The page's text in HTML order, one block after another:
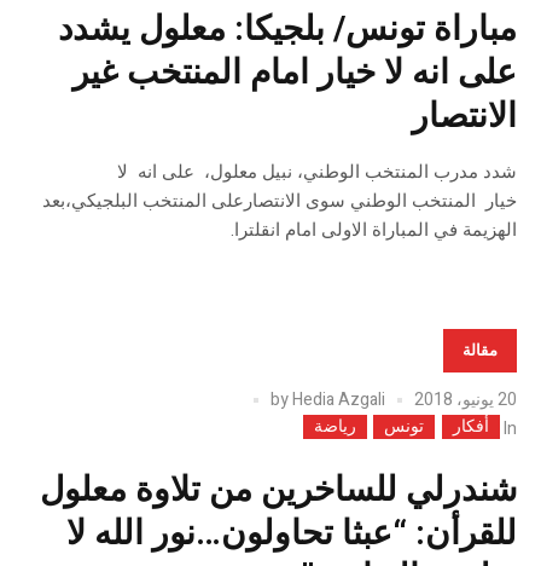
مباراة تونس/ بلجيكا: معلول يشدد
على انه لا خيار امام المنتخب غير
الانتصار
شدد مدرب المنتخب الوطني، نبيل معلول، على انه لا
خيار المنتخب الوطني سوى الانتصارعلى المنتخب البلجيكي،بعد
الهزيمة في المباراة الاولى امام انقلترا.
مقالة
20 يونيو، 2018 byHedia Azgali
In
أفكار تونس رياضة
شندرلي للساخرين من تلاوة معلول
للقرأن: “عبثا تحاولون…نور الله لا